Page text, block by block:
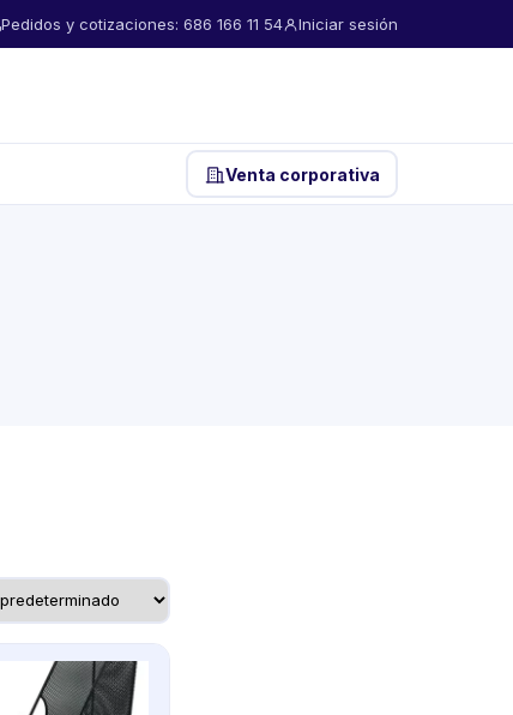
Pedidos y cotizaciones: 686 166 11 54 Iniciar sesión
Venta corporativa